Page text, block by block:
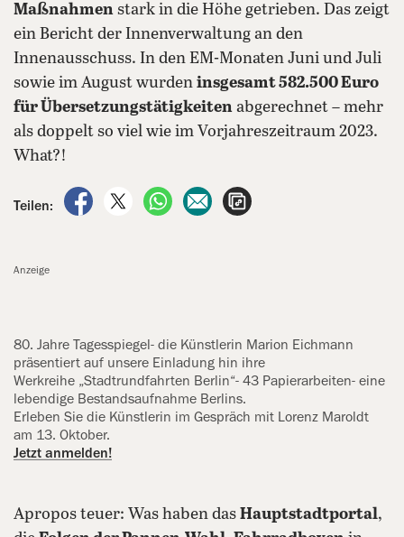
Maßnahmen stark in die Höhe getrieben. Das zeigt
ein Bericht der Innenverwaltung an den
Innenausschuss. In den EM-Monaten Juni und Juli
sowie im August wurden insgesamt 582.500 Euro
für Übersetzungstätigkeiten abgerechnet – mehr
als doppelt so viel wie im Vorjahreszeitraum 2023.
What?!
Teilen:
auf Facebook teilen
auf X teilenper WhatsApp teilen
per E-Mail teilen
Anzeige
80. Jahre Tagesspiegel- die Künstlerin Marion Eichmann
‍präsentiert auf unsere Einladung hin ihre
Werkreihe „Stadtrundfahrten ‍Berlin“- 43 Papierarbeiten- eine
lebendige Bestandsaufnahme Berlins.
Erleben Sie die Künstlerin im Gespräch mit ‍Lorenz Maroldt
am 13. Oktober.
Jetzt anmelden!
Apropos teuer: Was haben das Hauptstadtportal,